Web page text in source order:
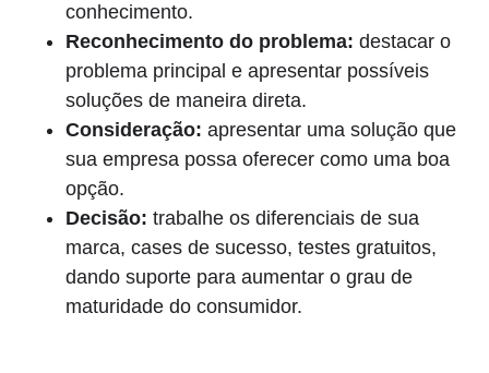
conhecimento.
Reconhecimento do problema: destacar o
problema principal e apresentar possíveis
soluções de maneira direta.
Consideração: apresentar uma solução que
sua empresa possa oferecer como uma boa
opção.
Decisão: trabalhe os diferenciais de sua
marca, cases de sucesso, testes gratuitos,
dando suporte para aumentar o grau de
maturidade do consumidor.